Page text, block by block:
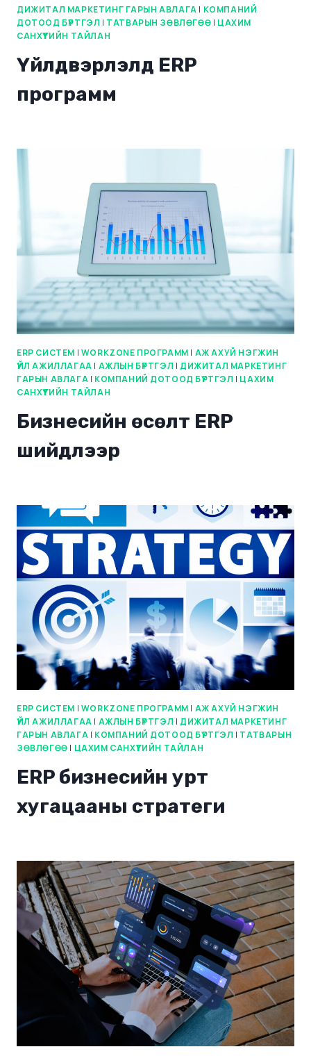
ДИЖИТАЛ МАРКЕТИНГ ГАРЫН АВЛАГА | КОМПАНИЙ
ДОТООД БҮРТГЭЛ | ТАТВАРЫН ЗӨВЛӨГӨӨ | ЦАХИМ
САНХҮҮГИЙН ТАЙЛАН
Үйлдвэрлэлд ERP
программ
ERP СИСТЕМ | WORKZONE ПРОГРАММ | АЖ АХУЙ НЭГЖИН
ҮЙЛ АЖИЛЛАГАА | АЖЛЫН БҮРТГЭЛ | ДИЖИТАЛ МАРКЕТИНГ
ГАРЫН АВЛАГА | КОМПАНИЙ ДОТООД БҮРТГЭЛ | ЦАХИМ
САНХҮҮГИЙН ТАЙЛАН
Бизнесийн өсөлт ERP
шийдлээр
ERP СИСТЕМ | WORKZONE ПРОГРАММ | АЖ АХУЙ НЭГЖИН
ҮЙЛ АЖИЛЛАГАА | АЖЛЫН БҮРТГЭЛ | ДИЖИТАЛ МАРКЕТИНГ
ГАРЫН АВЛАГА | КОМПАНИЙ ДОТООД БҮРТГЭЛ | ТАТВАРЫН
ЗӨВЛӨГӨӨ | ЦАХИМ САНХҮҮГИЙН ТАЙЛАН
ERP бизнесийн урт
хугацааны стратеги